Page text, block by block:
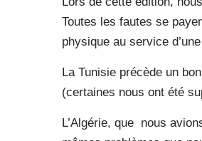
Toutes les fautes se
physique au service
La Tunisie précède un
(certaines nous ont été
L’Algérie, que nous